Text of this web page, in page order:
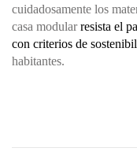
cuidadosamente los
casa modularresista el
con criterios de
habitantes.